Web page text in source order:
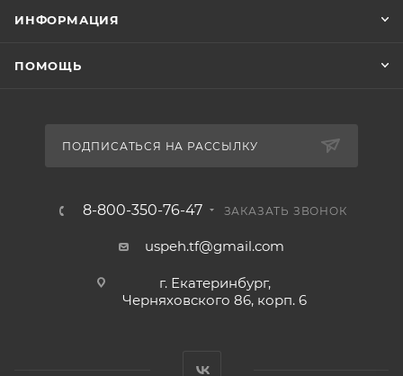
ИНФОРМАЦИЯ
ПОМОЩЬ
ПОДПИСАТЬСЯ НА РАССЫЛКУ
8-800-350-76-47 ЗАКАЗАТЬ ЗВОНОК
uspeh.tf@gmail.com
г. Екатеринбург,
Черняховского 86, корп. 6​